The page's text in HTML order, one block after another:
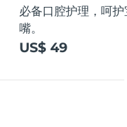
必备口腔护理，呵
嘴。
US$ 49